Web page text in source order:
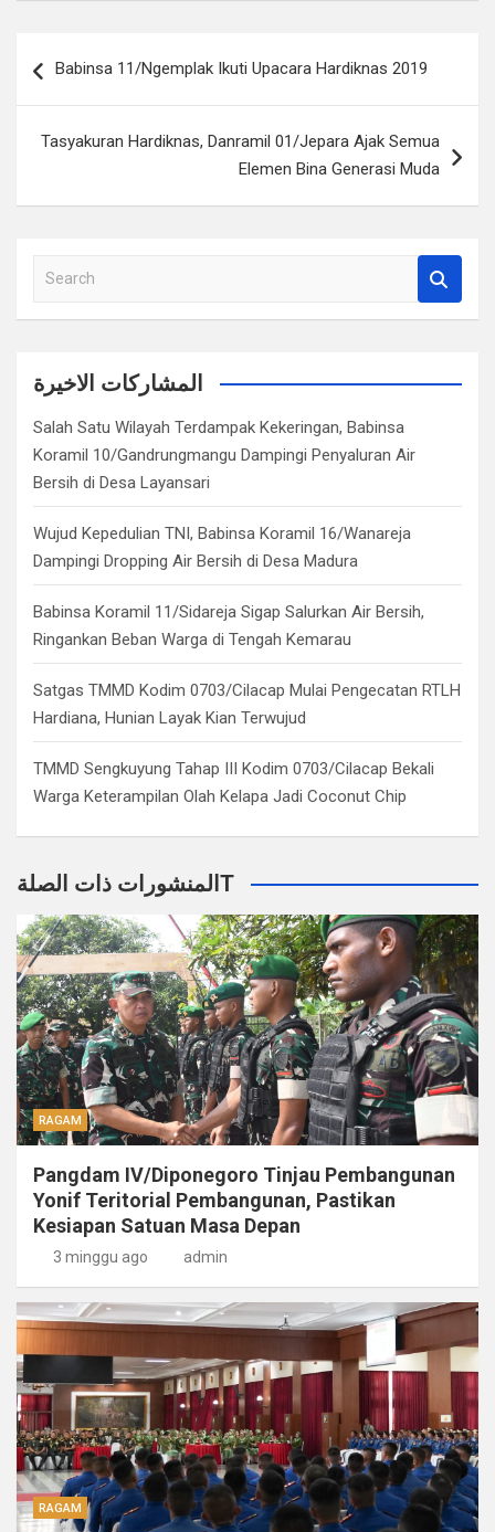
posBabinsa 11/Ngemplak Ikuti Upacara Hardiknas 2019
Tasyakuran Hardiknas, Danramil 01/Jepara Ajak Semua
Elemen Bina Generasi Muda
a
c
المشاركات الاخيرة
Salah Satu Wilayah Terdampak Kekeringan, Babinsa
Koramil 10/Gandrungmangu Dampingi Penyaluran Air
Bersih di Desa Layansari
Wujud Kepedulian TNI, Babinsa Koramil 16/Wanareja
Dampingi Dropping Air Bersih di Desa Madura
Babinsa Koramil 11/Sidareja Sigap Salurkan Air Bersih,
Ringankan Beban Warga di Tengah Kemarau
Satgas TMMD Kodim 0703/Cilacap Mulai Pengecatan RTLH
Hardiana, Hunian Layak Kian Terwujud
TMMD Sengkuyung Tahap III Kodim 0703/Cilacap Bekali
Warga Keterampilan Olah Kelapa Jadi Coconut Chip
المنشورات ذات الصلةT
RAGAM
Pangdam IV/Diponegoro Tinjau Pembangunan
Yonif Teritorial Pembangunan, Pastikan
Kesiapan Satuan Masa Depan
3 minggu ago admin
RAGAM